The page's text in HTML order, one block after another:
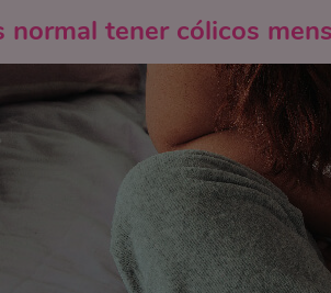
normal tener cólicos